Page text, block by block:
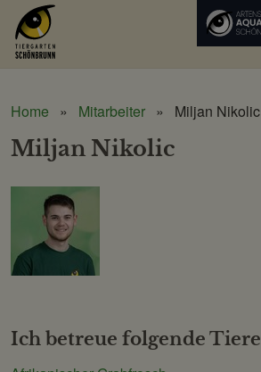
Home Mitarbeiter Miljan Nikolic
Miljan Nikolic
Ich betreue folgende Tiere